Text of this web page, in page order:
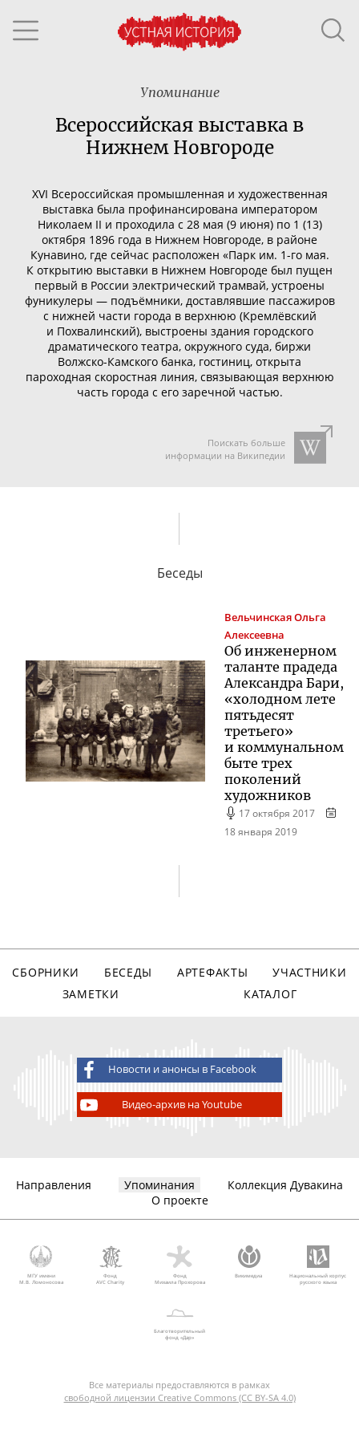
Упоминание
Всероссийская выставка в
Нижнем Новгороде
XVI Всероссийская промышленная и художественная
выставка была профинансирована императором
Николаем II и проходила с 28 мая (9 июня) по 1 (13)
октября 1896 года в Нижнем Новгороде, в районе
Кунавино, где сейчас расположен «Парк им. 1-гомая.
К открытию выставки в Нижнем Новгороде был пущен
первый в России электрический трамвай, устроены
фуникулеры — подъёмники, доставлявшие пассажиров
с нижней части города в верхнюю (Кремлёвский
и Похвалинский), выстроены здания городского
драматического театра, окружного суда, биржи
Волжско-Камского банка, гостиниц, открыта
пароходная скоростная линия, связывающая верхнюю
часть города с его заречной частью.
Поискать больше
информации на Википедии
Беседы
ВельчинскаяОльга
Алексеевна
Об инженерном
таланте прадеда
Александра Бари,
«холодном лете
пятьдесят
третьего»
и коммунальном
быте трех
поколений
художников
17 октября 2017
18 января 2019
СБОРНИКИ БЕСЕДЫ АРТЕФАКТЫ
УЧАСТНИКИ
ЗАМЕТКИ
КАТАЛОГ
Новости и анонсы в Facebook
Видео-архив на Youtube
Направления Упоминания
Коллекция Дувакина
О проекте
МГУ имени
М.В. Ломоносова
Фонд
AVC Charity
Фонд
Михаила Прохорова
Викимедиа
Национальный корпус
русского языка
Благотворительный
фонд «Дар»
Все материалы предоставляются в рамках
свободной лицензии Creative Commons (CC BY-SA 4.0)